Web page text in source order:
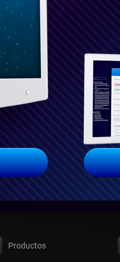
Productos